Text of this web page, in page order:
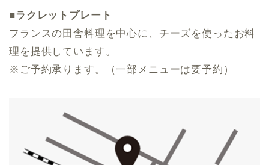
■ラクレットプレート
フランスの田舎料理を中心に、チーズを使ったお料
理を提供しています。
※ご予約承ります。（一部メニューは要予約）